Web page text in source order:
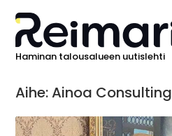
Haminan talousalueen uutislehti
Aihe: Ainoa Consulting